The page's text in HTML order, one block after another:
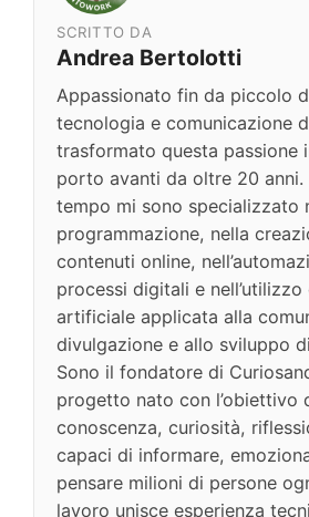
SCRITTO DA
Andrea Bertolotti
Appassionato fin da piccolo
tecnologia e comunicazione
trasformato questa passione
porto avanti da oltre 20 anni.
tempo mi sono specializzato
programmazione, nella
contenuti online,
processi digitali e nell’utilizzo
artificiale applicata alla
divulgazione e allo sviluppo
Sono il fondatore di
progetto nato con l’obiettivo
conoscenza, curiosità,
capaci di informare,
pensare milioni di persone
lavoro unisce esperienza